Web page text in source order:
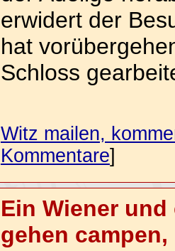
erwidert der
hat
Schloss
Witz mailen,
Kommentare]
Ein Wiener
gehen campen,